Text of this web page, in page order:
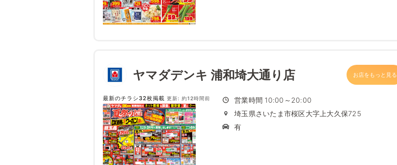
ヤマダデンキ 浦和埼大通り店 お店をもっと見る
最新のチラシ32枚掲載 更新: 約12時間前
営業時間 10:00～20:00
埼玉県さいたま市桜区大字上大久保725
有